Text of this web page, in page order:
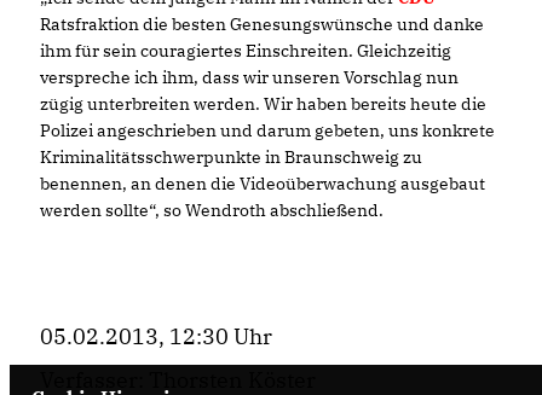
Ratsfraktion die besten Genesungswünsche und danke
ihm für sein couragiertes Einschreiten. Gleichzeitig
verspreche ich ihm, dass wir unseren Vorschlag nun
zügig unterbreiten werden. Wir haben bereits heute die
Polizei angeschrieben und darum gebeten, uns konkrete
Kriminalitätsschwerpunkte in Braunschweig zu
benennen, an denen die Videoüberwachung ausgebaut
werden sollte“, so Wendroth abschließend.
05.02.2013, 12:30 Uhr